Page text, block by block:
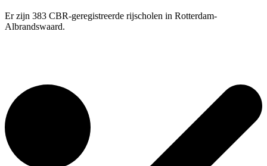
Er zijn 383 CBR-geregistreerde rijscholen in Rotterdam-
Albrandswaard.